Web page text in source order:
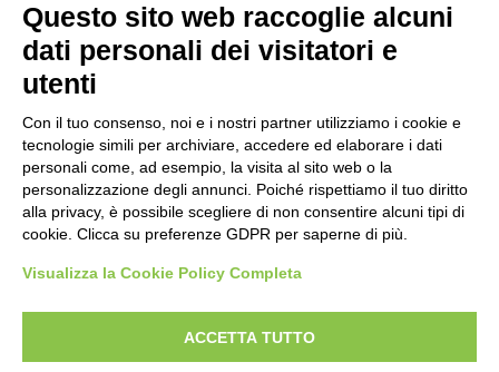
Reg. Impr. C.C.I.A.A. 01996640239
R.E.A. 210602
Cod. Fisc. e
P. IVA 01996640239
Capitale Sociale 1.500.000 i.v.
Informationen
FAQ
Questo sito web raccoglie alcuni
dati personali dei visitatori e
utenti
Con il tuo consenso, noi e i nostri partner utilizziamo i cookie e
tecnologie simili per archiviare, accedere ed elaborare i dati
personali come, ad esempio, la visita al sito web o la
personalizzazione degli annunci. Poiché rispettiamo il tuo diritto
alla privacy, è possibile scegliere di non consentire alcuni tipi di
cookie. Clicca su preferenze GDPR per saperne di più.
Visualizza la Cookie Policy Completa
ACCETTA TUTTO